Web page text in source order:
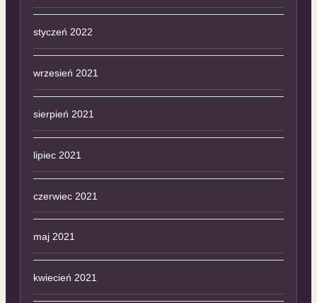
styczeń 2022
wrzesień 2021
sierpień 2021
lipiec 2021
czerwiec 2021
maj 2021
kwiecień 2021